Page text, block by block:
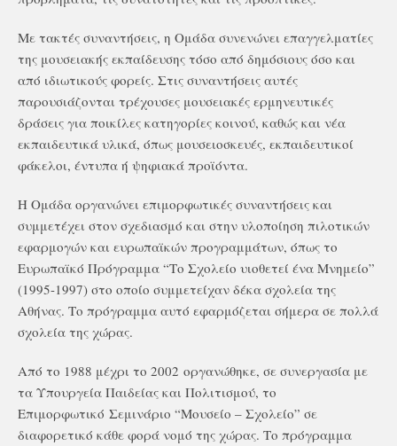
Με τακτές συναντήσεις, η Ομάδα συνενώνει επαγγελματίες
της μουσειακής εκπαίδευσης τόσο από δημόσιους όσο και
από ιδιωτικούς φορείς. Στις συναντήσεις αυτές
παρουσιάζονται τρέχουσες μουσειακές ερμηνευτικές
δράσεις για ποικίλες κατηγορίες κοινού, καθώς και νέα
εκπαιδευτικά υλικά, όπως μουσειοσκευές, εκπαιδευτικοί
φάκελοι, έντυπα ή ψηφιακά προϊόντα.
Η Ομάδα οργανώνει επιμορφωτικές συναντήσεις και
συμμετέχει στον σχεδιασμό και στην υλοποίηση πιλοτικών
εφαρμογών και ευρωπαϊκών προγραμμάτων, όπως το
Ευρωπαϊκό Πρόγραμμα “Το Σχολείο υιοθετεί ένα Μνημείο”
(1995-1997) στο οποίο συμμετείχαν δέκα σχολεία της
Αθήνας. Το πρόγραμμα αυτό εφαρμόζεται σήμερα σε πολλά
σχολεία της χώρας.
Από το 1988 μέχρι το 2002 οργανώθηκε, σε συνεργασία με
τα Υπουργεία Παιδείας και Πολιτισμού, το
Επιμορφωτικό Σεμινάριο “Μουσείο – Σχολείο” σε
διαφορετικό κάθε φορά νομό της χώρας. Το πρόγραμμα